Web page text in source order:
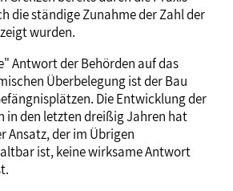
die ständige Zunahme der Zahl der
wurden.
Antwort der Behörden auf das
Überbelegung ist der Bau
Die Entwicklung der
in den letzten dreißig Jahren hat
Ansatz, der im Übrigen
ist, keine wirksame Antwort